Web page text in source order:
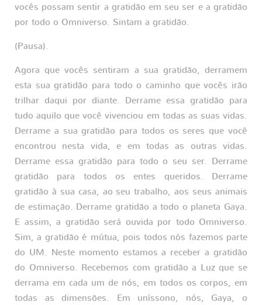
vocês possam sentir a gratidão em seu ser e a gratidão
por todo o Omniverso. Sintam a gratidão.
(Pausa).
Agora que vocês sentiram a sua gratidão, derramem
esta sua gratidão para todo o caminho que vocês irão
trilhar daqui por diante. Derrame essa gratidão para
tudo aquilo que você vivenciou em todas as suas vidas.
Derrame a sua gratidão para todos os seres que você
encontrou nesta vida, e em todas as outras vidas.
Derrame essa gratidão para todo o seu ser. Derrame
gratidão para todos os entes queridos. Derrame
gratidão à sua casa, ao seu trabalho, aos seus animais
de estimação. Derrame gratidão a todo o planeta Gaya.
E assim, a gratidão será ouvida por todo Omniverso.
Sim, a gratidão é mútua, pois todos nós fazemos parte
do UM. Neste momento estamos a receber a gratidão
do Omniverso. Recebemos com gratidão a Luz que se
derrama em cada um de nós, em todos os corpos, em
todas as dimensões. Em uníssono, nós, Gaya, o